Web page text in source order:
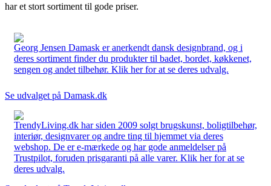
har et stort sortiment til gode priser.
Georg Jensen Damask er anerkendt dansk designbrand, og i
deres sortiment finder du produkter til badet, bordet, køkkenet,
sengen og andet tilbehør. Klik her for at se deres udvalg.
Se udvalget på Damask.dk
TrendyLiving.dk har siden 2009 solgt brugskunst, boligtilbehør,
interiør, designvarer og andre ting til hjemmet via deres
webshop. De er e-mærkede og har gode anmeldelser på
Trustpilot, foruden prisgaranti på alle varer. Klik her for at se
deres udvalg.